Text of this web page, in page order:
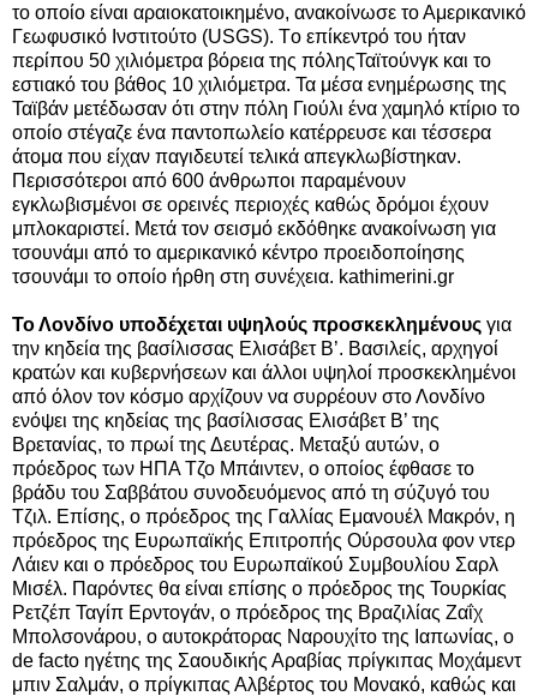
το οποίο είναι αραιοκατοικημένο, ανακοίνωσε το Αμερικανικό
Γεωφυσικό Ινστιτούτο (USGS). Tο επίκεντρό του ήταν
περίπου 50 χιλιόμετρα βόρεια της πόληςΤαϊτούνγκ και το
εστιακό του βάθος 10 χιλιόμετρα. Τα μέσα ενημέρωσης της
Ταϊβάν μετέδωσαν ότι στην πόλη Γιούλι ένα χαμηλό κτίριο το
οποίο στέγαζε ένα παντοπωλείο κατέρρευσε και τέσσερα
άτομα που είχαν παγιδευτεί τελικά απεγκλωβίστηκαν.
Περισσότεροι από 600 άνθρωποι παραμένουν
εγκλωβισμένοι σε ορεινές περιοχές καθώς δρόμοι έχουν
μπλοκαριστεί. Μετά τον σεισμό εκδόθηκε ανακοίνωση για
τσουνάμι από το αμερικανικό κέντρο προειδοποίησης
τσουνάμι το οποίο ήρθη στη συνέχεια. kathimerini.gr
Το Λονδίνο υποδέχεται υψηλούς προσκεκλημένους για
την κηδεία της βασίλισσας Ελισάβετ Β’. Βασιλείς, αρχηγοί
κρατών και κυβερνήσεων και άλλοι υψηλοί προσκεκλημένοι
από όλον τον κόσμο αρχίζουν να συρρέουν στο Λονδίνο
ενόψει της κηδείας της βασίλισσας Ελισάβετ Β’ της
Βρετανίας, το πρωί της Δευτέρας. Μεταξύ αυτών, ο
πρόεδρος των ΗΠΑ Τζο Μπάιντεν, ο οποίος έφθασε το
βράδυ του Σαββάτου συνοδευόμενος από τη σύζυγό του
Τζιλ. Επίσης, ο πρόεδρος της Γαλλίας Εμανουέλ Μακρόν, η
πρόεδρος της Ευρωπαϊκής Επιτροπής Ούρσουλα φον ντερ
Λάιεν και ο πρόεδρος του Ευρωπαϊκού Συμβουλίου Σαρλ
Μισέλ. Παρόντες θα είναι επίσης ο πρόεδρος της Τουρκίας
Ρετζέπ Ταγίπ Ερντογάν, ο πρόεδρος της Βραζιλίας Ζαΐχ
Μπολσονάρου, ο αυτοκράτορας Ναρουχίτο της Ιαπωνίας, ο
de facto ηγέτης της Σαουδικής Αραβίας πρίγκιπας Μοχάμεντ
μπιν Σαλμάν, ο πρίγκιπας Αλβέρτος του Μονακό, καθώς και